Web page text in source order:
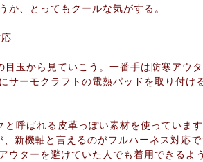
か、とってもクールな気がする。
玉から見ていこう。一番手は防寒アウ
サーモクラフトの電熱パッドを取り付け
呼ばれる皮革っぽい素材を使っていま
、新機軸と言えるのがフルハーネス対応
ウターを避けていた人でも着用できるよ